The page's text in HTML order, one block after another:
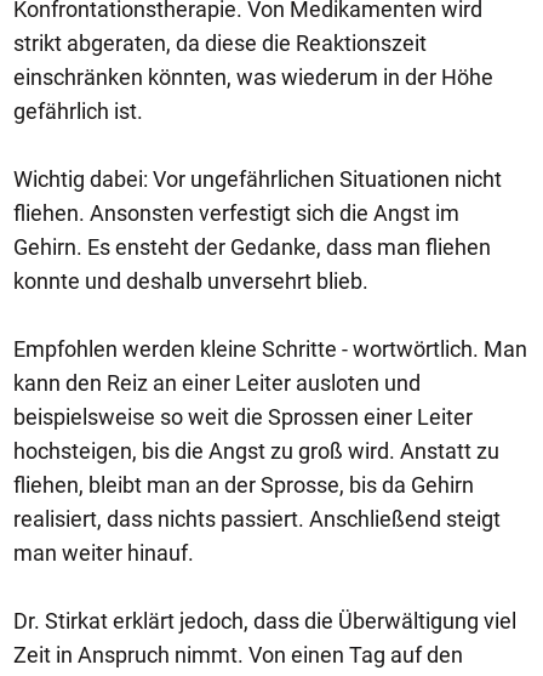
Konfrontationstherapie. Von Medikamenten wird
strikt abgeraten, da diese die Reaktionszeit
einschränken könnten, was wiederum in der Höhe
gefährlich ist.
Wichtig dabei: Vor ungefährlichen Situationen nicht
fliehen. Ansonsten verfestigt sich die Angst im
Gehirn. Es ensteht der Gedanke, dass man fliehen
konnte und deshalb unversehrt blieb.
Empfohlen werden kleine Schritte - wortwörtlich. Man
kann den Reiz an einer Leiter ausloten und
beispielsweise so weit die Sprossen einer Leiter
hochsteigen, bis die Angst zu groß wird. Anstatt zu
fliehen, bleibt man an der Sprosse, bis da Gehirn
realisiert, dass nichts passiert. Anschließend steigt
man weiter hinauf.
Dr. Stirkat erklärt jedoch, dass die Überwältigung viel
Zeit in Anspruch nimmt. Von einen Tag auf den